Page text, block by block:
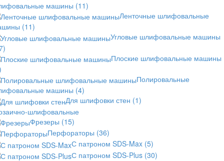
машины (11)
Ленточные шлифовальные
(11)
Угловые шлифовальные машины
Плоские шлифовальные машины
Полировальные
машины (4)
Для шлифовки стен (1)
шлифовальные
Фрезеры (15)
Перфораторы (36)
С патроном SDS-Max (5)
С патроном SDS-Plus (30)